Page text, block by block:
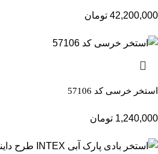
42,200,000 تومان
استخر خرسی کد 57106
1,240,000 تومان